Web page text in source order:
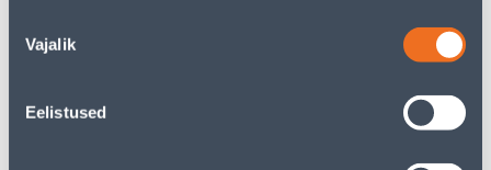
valik
Vajalik
Eelistused